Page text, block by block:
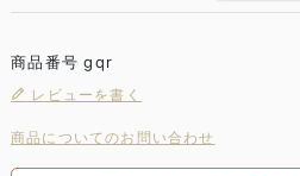
商品番号 gqr
レビューを書く
商品についてのお問い合わせ